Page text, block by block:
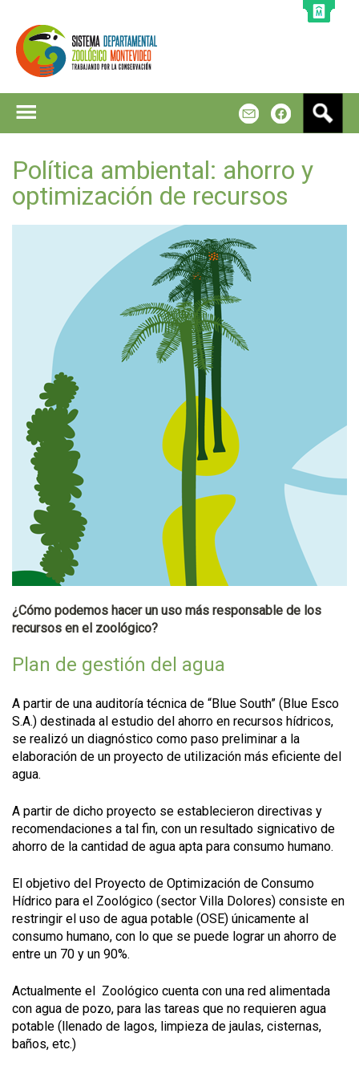
Política ambiental: ahorro y
optimización de recursos
¿Cómo podemos hacer un uso más responsable de los
recursos en el zoológico?
Plan de gestión del agua
A partir de una auditoría técnica de “Blue South” (Blue Esco
S.A.) destinada al estudio del ahorro en recursos hídricos,
se realizó un diagnóstico como paso preliminar a la
elaboración de un proyecto de utilización más eficiente del
agua.
A partir de dicho proyecto se establecieron directivas y
recomendaciones a tal fin, con un resultado signicativo de
ahorro de la cantidad de agua apta para consumo humano.
El objetivo del Proyecto de Optimización de Consumo
Hídrico para el Zoológico (sector Villa Dolores) consiste en
restringir el uso de agua potable (OSE) únicamente al
consumo humano, con lo que se puede lograr un ahorro de
entre un 70 y un 90%.
Actualmente el Zoológico cuenta con una red alimentada
con agua de pozo, para las tareas que no requieren agua
potable (llenado de lagos, limpieza de jaulas, cisternas,
baños, etc.)
s
a